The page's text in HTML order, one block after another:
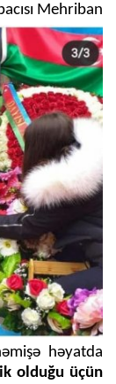
Mehriban
həyatda
olduğu üçün